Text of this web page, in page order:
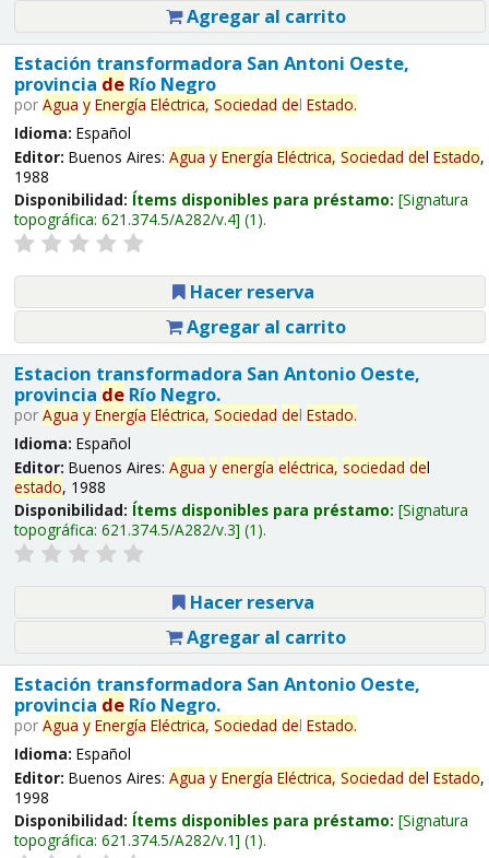
Agregar al carrito
Estación transformadora San Antoni Oeste,
provincia deRío Negro
por Agua y Energía Eléctrica, Sociedad del Estado.
Idioma: Español
Editor: Buenos Aires: Agua y Energía Eléctrica, Sociedad del Estado,
1988
Disponibilidad: Ítems disponibles para préstamo: Signatura
topográfica: 621.374.5/A282/v.4 (1).
Hacer reserva
Agregar al carrito
Estacion transformadora San Antonio Oeste,
provincia deRío Negro.
por Agua y Energía Eléctrica, Sociedad del Estado.
Idioma: Español
Editor: Buenos Aires: Agua y energía eléctrica, sociedad del
estado, 1988
Disponibilidad: Ítems disponibles para préstamo: Signatura
topográfica: 621.374.5/A282/v.3 (1).
Hacer reserva
Agregar al carrito
Estación transformadora San Antonio Oeste,
provincia deRío Negro.
por Agua y Energía Eléctrica, Sociedad del Estado.
Idioma: Español
Editor: Buenos Aires: Agua y Energía Eléctrica, Sociedad del Estado,
1998
Disponibilidad: Ítems disponibles para préstamo: Signatura
topográfica: 621.374.5/A282/v.1 (1).